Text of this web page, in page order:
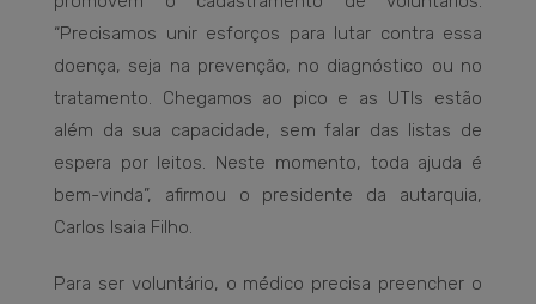
“Precisamos unir esforços para lutar contra essa
doença, seja na prevenção, no diagnóstico ou no
tratamento. Chegamos ao pico e as UTIs estão
além da sua capacidade, sem falar das listas de
espera por leitos. Neste momento, toda ajuda é
bem-vinda”, afirmou o presidente da autarquia,
Carlos Isaia Filho.
Para ser voluntário, o médico precisa preencher o